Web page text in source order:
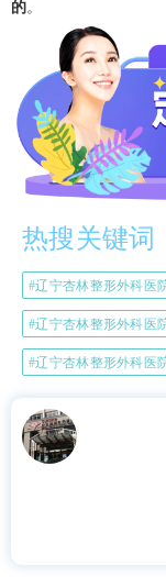
的。
热搜关键词
#辽宁杏林整形外科医
#辽宁杏林整形外科医
#辽宁杏林整形外科医